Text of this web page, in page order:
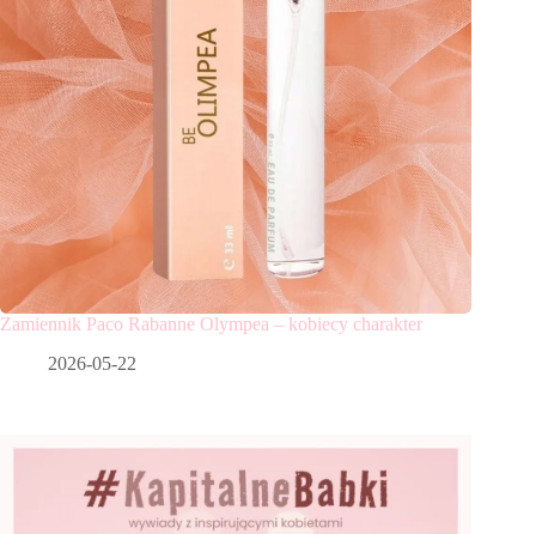
Zamiennik Paco Rabanne Olympea – kobiecy charakter
2026-05-22